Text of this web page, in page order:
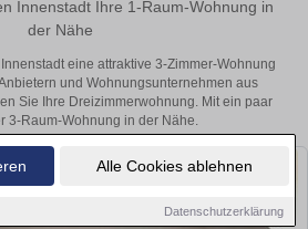
Alle Cookies ablehnen
Datenschutzerklärung
Innenstadt Ihre 1-Raum-Wohnung in
der Nähe
eine attraktive 3-Zimmer-Wohnung
und Wohnungsunternehmen aus
Sie Ihre Dreizimmerwohnung. Mit ein paar
3-Raum-Wohnung in der Nähe.